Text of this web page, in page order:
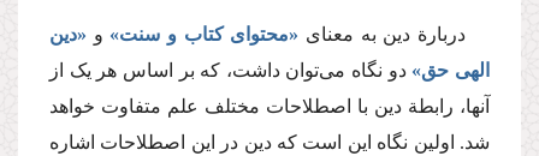
دربارة دین به معنای «محتوای کتاب و سنت» و «دین
الهی حق» دو نگاه می‌توان داشت، که بر اساس هر یک از
آنها، رابطة دین با اصطلاحات مختلف علم متفاوت خواهد
شد. اولین نگاه این است که دین در این اصطلاحات اشاره